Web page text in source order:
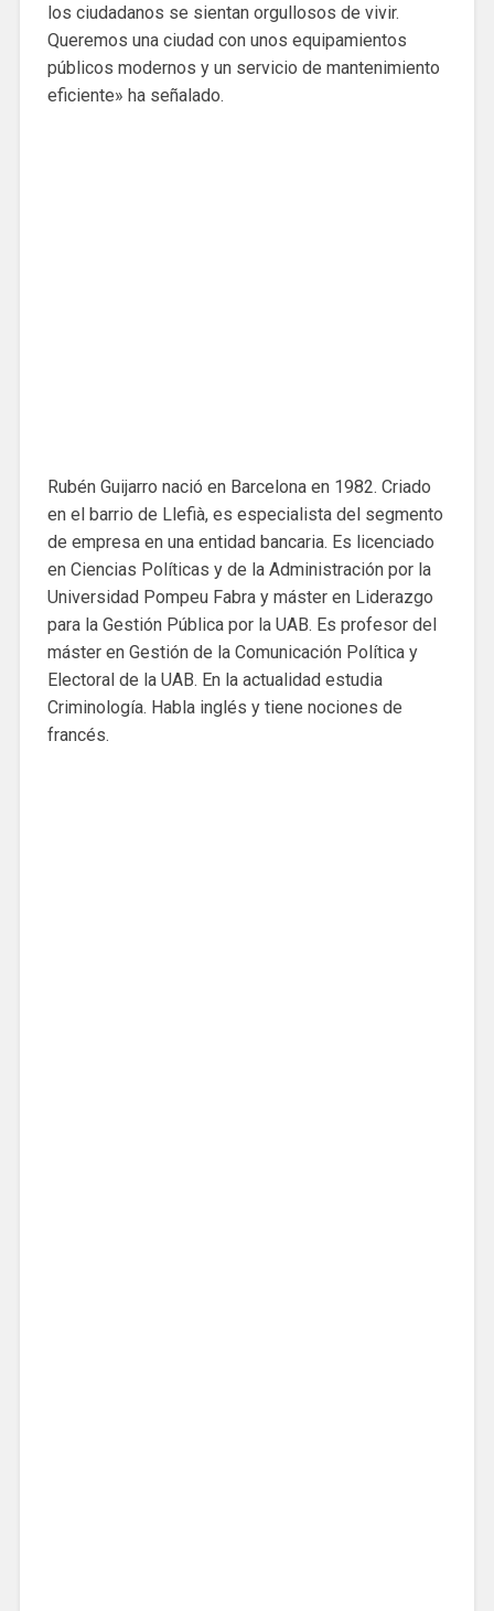
los ciudadanos se sientan orgullosos de vivir.
Queremos una ciudad con unos equipamientos
públicos modernos y un servicio de mantenimiento
eficiente» ha señalado.
Rubén Guijarro nació en Barcelona en 1982. Criado
en el barrio de Llefià, es especialista del segmento
de empresa en una entidad bancaria. Es licenciado
en Ciencias Políticas y de la Administración por la
Universidad Pompeu Fabra y máster en Liderazgo
para la Gestión Pública por la UAB. Es profesor del
máster en Gestión de la Comunicación Política y
Electoral de la UAB. En la actualidad estudia
Criminología. Habla inglés y tiene nociones de
francés.